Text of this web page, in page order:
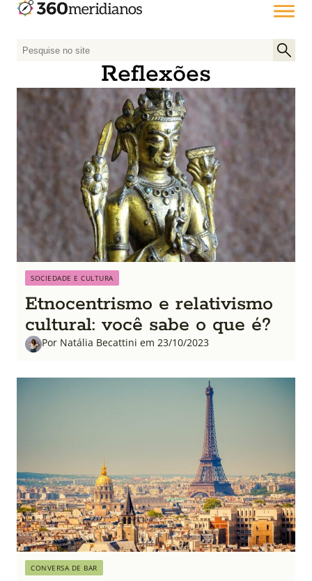
P
q
i
a
o
Reflexões
SOCIEDADE E CULTURA
Etnocentrismo e relativismo
cultural: você sabe o que é?
Por Natália Becattini em 23/10/2023
CONVERSA DE BAR